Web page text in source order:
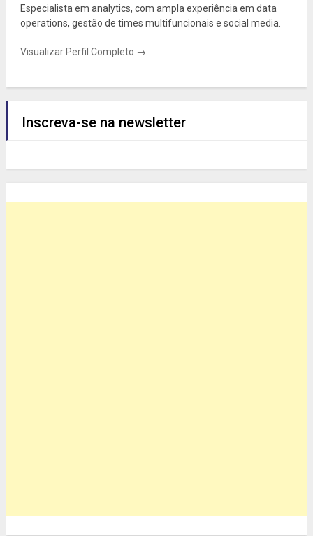
Especialista em analytics, com ampla experiência em data
operations, gestão de times multifuncionais e social media.
Visualizar Perfil Completo →
Inscreva-se na newsletter